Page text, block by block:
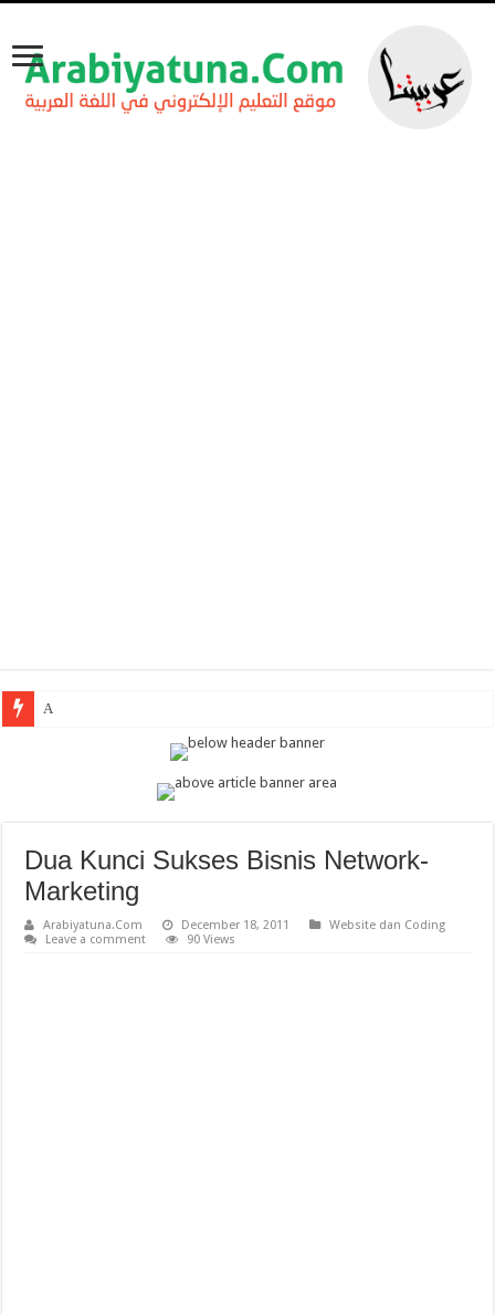
Arabic The
Dua Kunci Sukses Bisnis Network-
Marketing
Arabiyatuna.Com December 18, 2011
Website dan Coding
Leave a comment
90 Views